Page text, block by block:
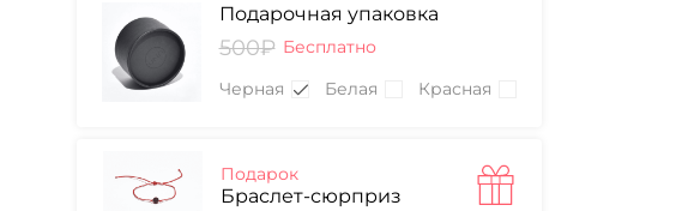
Подарочная упаковка
500₽ Бесплатно
Черная
Белая Красная
Подарок
Браслет-сюрприз